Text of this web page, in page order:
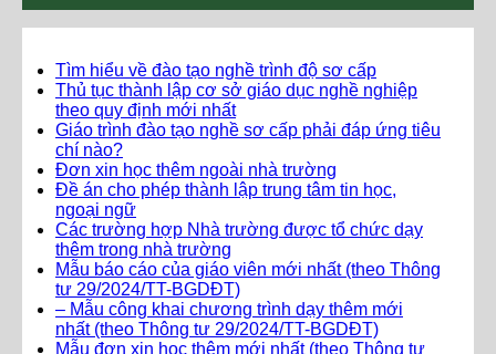
Tìm hiểu về đào tạo nghề trình độ sơ cấp
Thủ tục thành lập cơ sở giáo dục nghề nghiệp
theo quy định mới nhất
Giáo trình đào tạo nghề sơ cấp phải đáp ứng tiêu
chí nào?
Đơn xin học thêm ngoài nhà trường
Đề án cho phép thành lập trung tâm tin học,
ngoại ngữ
Các trường hợp Nhà trường được tổ chức dạy
thêm trong nhà trường
Mẫu báo cáo của giáo viên mới nhất (theo Thông
tư 29/2024/TT-BGDĐT)
– Mẫu công khai chương trình dạy thêm mới
nhất (theo Thông tư 29/2024/TT-BGDĐT)
Mẫu đơn xin học thêm mới nhất (theo Thông tư